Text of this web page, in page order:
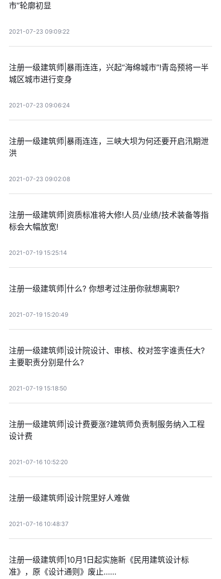
市”轮廓初显
2021-07-23 09:09:22
注册一级建筑师|暴雨连连，兴起“海绵城市”!青岛预将一半
城区城市进行变身
2021-07-23 09:06:24
注册一级建筑师|暴雨连连，三峡大坝为何还要开启汛期泄
洪
2021-07-23 09:02:08
注册一级建筑师|资质标准将大修!人员/业绩/技术装备等指
标会大幅放宽!
2021-07-19 15:25:14
注册一级建筑师|什么? 你想考过注册你就想离职?
2021-07-19 15:20:49
注册一级建筑师|设计院设计、审核、校对签字谁责任大?
主要职责分别是什么?
2021-07-19 15:18:50
注册一级建筑师|设计费要涨?建筑师负责制服务纳入工程
设计费
2021-07-16 10:52:20
注册一级建筑师|设计院里好人难做
2021-07-16 10:48:37
注册一级建筑师|10月1日起实施新《民用建筑设计标
准》，原《设计通则》废止……